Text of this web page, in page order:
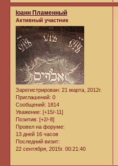
Iоанн Пламенный
Активный участник
Зарегистрирован: 21 марта, 2012г.
Приглашений: 0
Сообщений: 1814
Уважение: [+15/-11]
Позитив: [+2/-8]
Провел на форуме:
13 дней 16 часов
Последний визит:
22 сентября, 2015г. 00:21:40